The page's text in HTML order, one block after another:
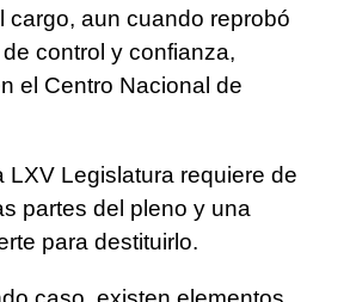
cargo, aun cuando reprobó
control y confianza,
el Centro Nacional de
LXV Legislatura requiere de
partes del pleno y una
para destituirlo.